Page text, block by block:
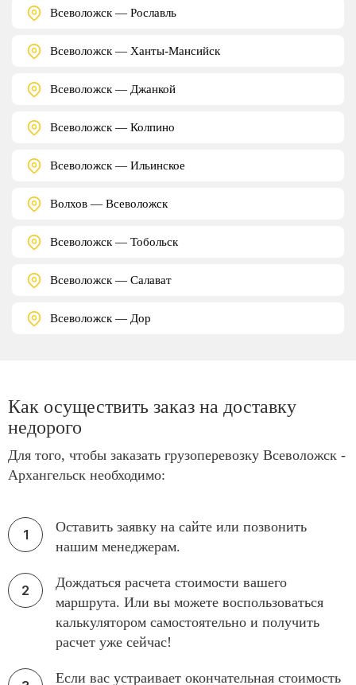
Всеволожск — Рославль
Всеволожск — Ханты-Мансийск
Всеволожск — Джанкой
Всеволожск — Колпино
Всеволожск — Ильинское
Волхов — Всеволожск
Всеволожск — Тобольск
Всеволожск — Салават
Всеволожск — Дор
Как осуществить заказ на доставку
недорого
Для того, чтобы заказать грузоперевозку Всеволожск -
Архангельск необходимо:
Оставить заявку на сайте или позвонить
нашим менеджерам.
Дождаться расчета стоимости вашего
маршрута. Или вы можете воспользоваться
калькулятором самостоятельно и получить
расчет уже сейчас!
Если вас устраивает окончательная стоимость